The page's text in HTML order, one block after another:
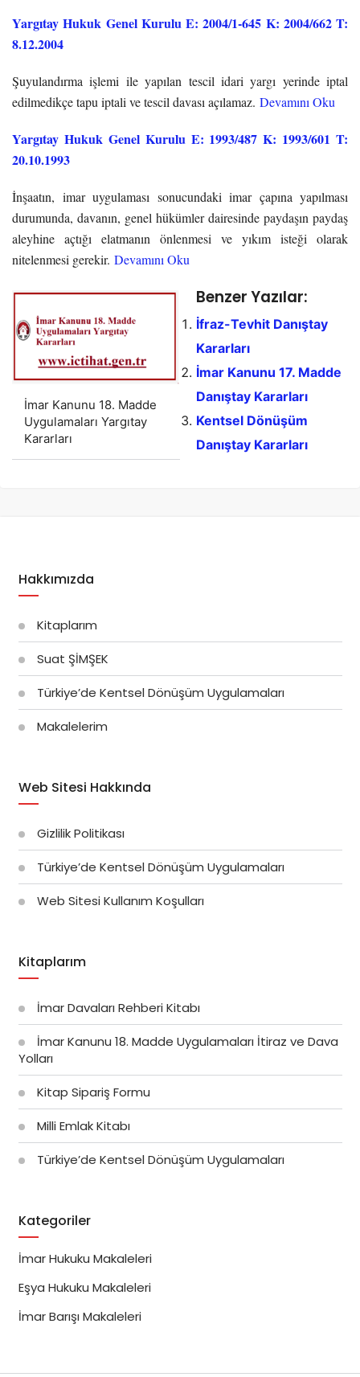
Yargıtay Hukuk Genel Kurulu E: 2004/1-645 K: 2004/662 T:
8.12.2004
Şuyulandırma işlemi ile yapılan tescil idari yargı yerinde iptal
edilmedikçe tapu iptali ve tescil davası açılamaz. Devamını Oku
Yargıtay Hukuk Genel Kurulu E: 1993/487 K: 1993/601 T:
20.10.1993
İnşaatın, imar uygulaması sonucundaki imar çapına yapılması
durumunda, davanın, genel hükümler dairesinde paydaşın paydaş
aleyhine açtığı elatmanın önlenmesi ve yıkım isteği olarak
nitelenmesi gerekir. Devamını Oku
İmar Kanunu 18. Madde
Uygulamaları Yargıtay
Kararları
Benzer Yazılar:
İfraz-Tevhit Danıştay
Kararları
İmar Kanunu 17. Madde
Danıştay Kararları
Kentsel Dönüşüm
Danıştay Kararları
Hakkımızda
Kitaplarım
Suat ŞİMŞEK
Türkiye’de Kentsel Dönüşüm Uygulamaları
Makalelerim
Web Sitesi Hakkında
Gizlilik Politikası
Türkiye’de Kentsel Dönüşüm Uygulamaları
Web Sitesi Kullanım Koşulları
Kitaplarım
İmar Davaları Rehberi Kitabı
İmar Kanunu 18. Madde Uygulamaları İtiraz ve Dava
Yolları
Kitap Sipariş Formu
Milli Emlak Kitabı
Türkiye’de Kentsel Dönüşüm Uygulamaları
Kategoriler
İmar Hukuku Makaleleri
Eşya Hukuku Makaleleri
İmar Barışı Makaleleri